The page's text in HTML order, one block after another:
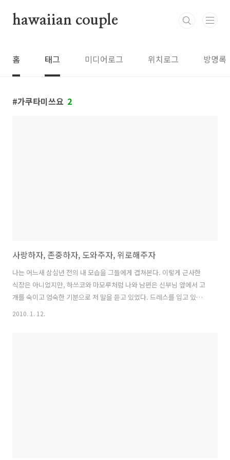
hawaiian couple
홈 태그 미디어로그 위치로그 방명록
가쿠타미쓰요 2
사랑하자, 존중하자, 도와주자, 위로해주자
나는 어느새 삼십년 전의 내 모습을 그들에게 겹쳐본다. 이렇게 근사한
식장은 아니었지만, 하쓰코와 마모루처럼 나와 남편은 신부님 앞에서 고
개를 숙이고 엄숙한 기분으로 저 말을 듣고 있었다. 드레스를 입고 있던
나는 눈물이 나올 것 같았다. 건강할 때나 병든 때나, 서로를 사랑하고 서
2010. 1. 12.